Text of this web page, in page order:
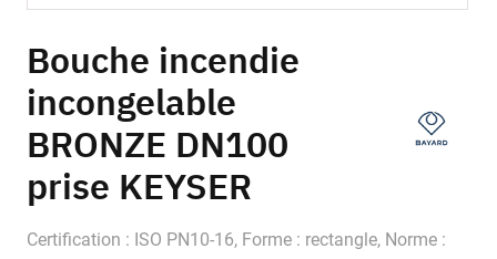
to
the
beginning
of
the
images
gallery
Bouche incendie
incongelable
BRONZE DN100
prise KEYSER
Certification : ISO PN10-16, Forme : rectangle, Norme :